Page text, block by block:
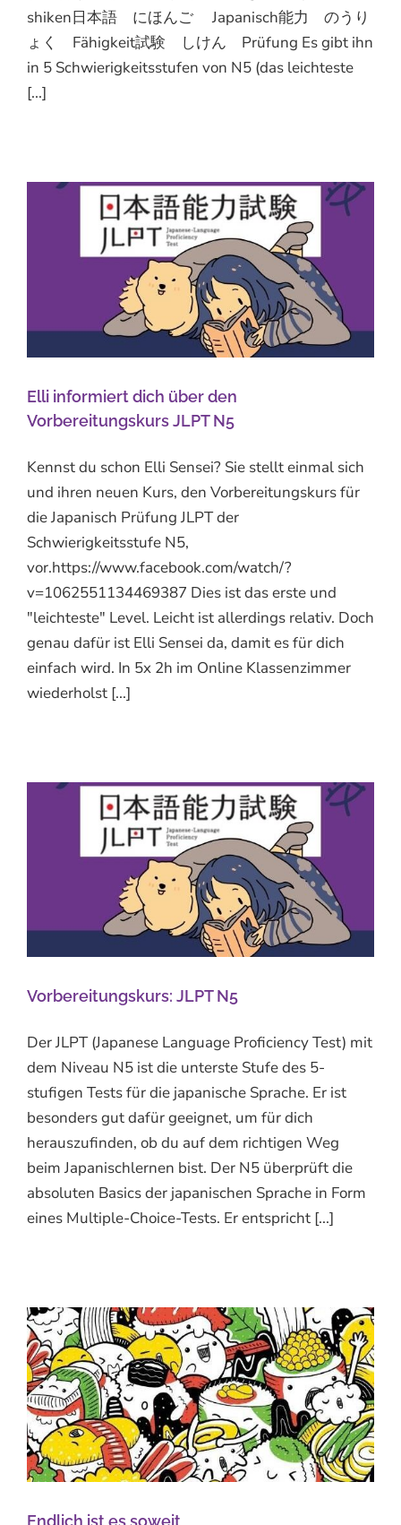
shiken日本語 にほんご Japanisch能力 のうり
ょく Fähigkeit試験 しけん Prüfung Es gibt ihn
in 5 Schwierigkeitsstufen von N5 (das leichteste
[...]
Elli informiert dich über den
Vorbereitungskurs JLPT N5
Kennst du schon Elli Sensei? Sie stellt einmal sich
und ihren neuen Kurs, den Vorbereitungskurs für
die Japanisch Prüfung JLPT der
Schwierigkeitsstufe N5,
vor.https://www.facebook.com/watch/?
v=1062551134469387 Dies ist das erste und
"leichteste" Level. Leicht ist allerdings relativ. Doch
genau dafür ist Elli Sensei da, damit es für dich
einfach wird. In 5x 2h im Online Klassenzimmer
wiederholst [...]
Vorbereitungskurs: JLPT N5
Der JLPT (Japanese Language Proficiency Test) mit
dem Niveau N5 ist die unterste Stufe des 5-
stufigen Tests für die japanische Sprache. Er ist
besonders gut dafür geeignet, um für dich
herauszufinden, ob du auf dem richtigen Weg
beim Japanischlernen bist. Der N5 überprüft die
absoluten Basics der japanischen Sprache in Form
eines Multiple-Choice-Tests. Er entspricht [...]